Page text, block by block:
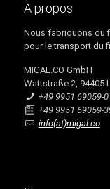
A propos
Nous fabriquons du
pour le transport du
MIGAL.CO GmbH
Wattstraße 2, 94405
+49 9951 69059-0
+49 9951 69059-
info(at)migal.co